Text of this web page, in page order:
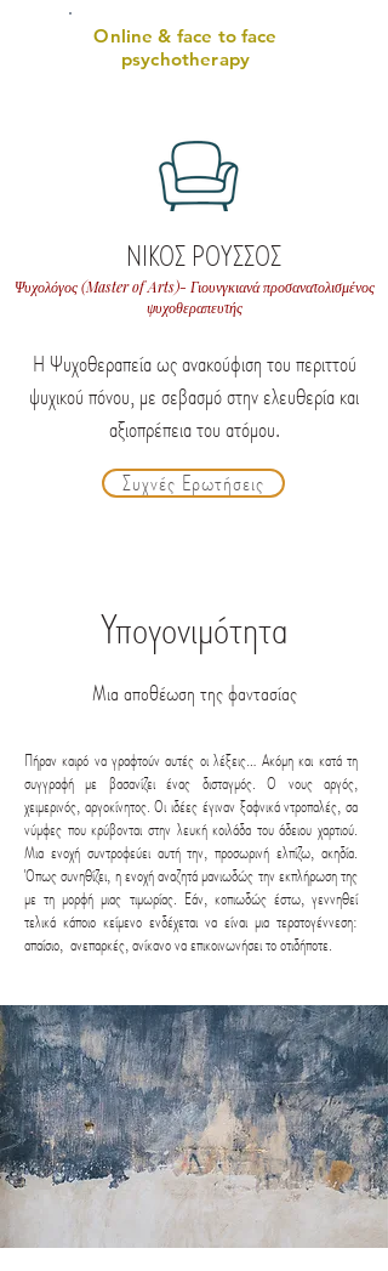
Ψυχολόγος (Master of Arts)- Γιουνγκιανά προσανατολισμένος
ψυχοθεραπευτής
Η Ψυχοθεραπεία ως ανακούφιση του περιττού
ψυχικού πόνου, με σεβασμό στην ελευθερία και
αξιοπρέπεια του ατόμου.
ΝΙΚΟΣ ΡΟΥΣΣΟΣ
Συχνές Ερωτήσεις
Online & face to face
psychotherapy
Υπογονιμότητα
Μια αποθέωση της φαντασίας
Πήραν καιρό να γραφτούν αυτές οι λέξεις… Ακόμη και κατά τη
συγγραφή με βασανίζει ένας δισταγμός. Ο νους αργός,
χειμερινός, αργοκίνητος. Οι ιδέες έγιναν ξαφνικά ντροπαλές, σα
νύμφες που κρύβονται στην λευκή κοιλάδα του άδειου χαρτιού.
Μια ενοχή συντροφεύει αυτή την, προσωρινή ελπίζω, ακηδία.
Όπως συνηθίζει, η ενοχή αναζητά μανιωδώς την εκπλήρωση της
με τη μορφή μιας τιμωρίας. Εάν, κοπιωδώς έστω, γεννηθεί
τελικά κάποιο κείμενο ενδέχεται να είναι μια τερατογέννεση:
απαίσιο, ανεπαρκές, ανίκανο να επικοινωνήσει το οτιδήποτε.